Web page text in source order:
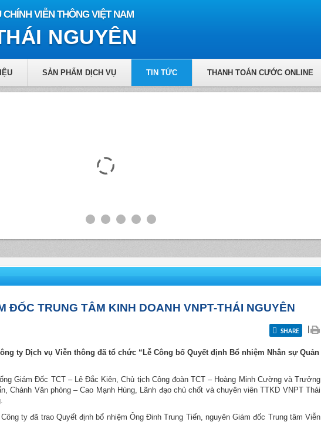
VIỄN THÔNG VIỆT NAM
NGUYÊN
SẢN PHẨM DỊCH VỤ TIN TỨC THANH TOÁN CƯỚC ONLINE
ĐỐC TRUNG TÂM KINH DOANH VNPT-THÁI NGUYÊN
SHARE
ty Dịch vụ Viễn thông đã tổ chức “Lễ Công bố Quyết định Bổ nhiệm Nhân sự Quản
Giám Đốc TCT – Lê Đắc Kiên, Chủ tịch Công đoàn TCT – Hoàng Minh Cường và Trưởng
Chánh Văn phòng – Cao Mạnh Hùng, Lãnh đạo chủ chốt và chuyên viên TTKD VNPT Thái
ty đã trao Quyết định bổ nhiệm Ông Đinh Trung Tiến, nguyên Giám đốc Trung tâm Viễn